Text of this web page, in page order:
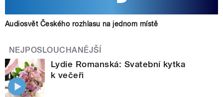
Audiosvět Českého rozhlasu na jednom místě
NEJPOSLOUCHANĚJŠÍ
Lydie Romanská: Svatební kytka
k večeři